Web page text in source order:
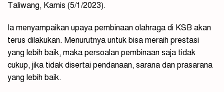
Taliwang, Kamis (5/1/2023).
Ia menyampaikan upaya pembinaan olahraga di KSB akan
terus dilakukan. Menurutnya untuk bisa meraih prestasi
yang lebih baik, maka persoalan pembinaan saja tidak
cukup, jika tidak disertai pendanaan, sarana dan prasarana
yang lebih baik.